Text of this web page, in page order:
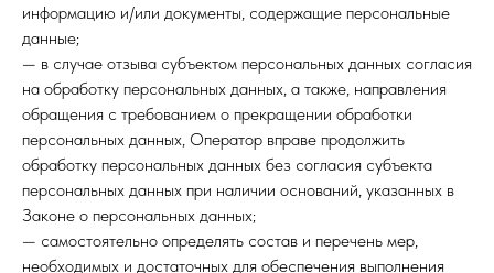
информацию и/или документы, содержащие персональные
данные;
— в случае отзыва субъектом персональных данных согласия
на обработку персональных данных, а также, направления
обращения с требованием о прекращении обработки
персональных данных, Оператор вправе продолжить
обработку персональных данных без согласия субъекта
персональных данных при наличии оснований, указанных в
Законе о персональных данных;
— самостоятельно определять состав и перечень мер,
необходимых и достаточных для обеспечения выполнения